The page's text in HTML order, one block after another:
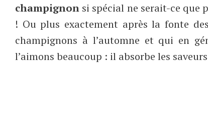
champignon si spécial ne serait-ce que
! Ou plus exactement après la fonte
champignons à l’automne et qui en
l’aimons beaucoup : il absorbe les